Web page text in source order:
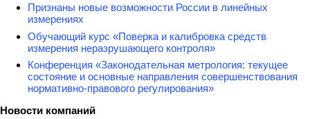
Признаны новые возможности России в линейных
измерениях
Обучающий курс «Поверка и калибровка средств
измерения неразрушающего контроля»
Конференция «Законодательная метрология: текущее
состояние и основные направления совершенствования
нормативно-правового регулирования»
Новости компаний